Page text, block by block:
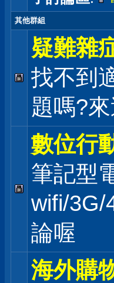
其他群組
疑難雜
找不到
題嗎?
數位行
筆記型
wifi/3G/
論喔
海外購